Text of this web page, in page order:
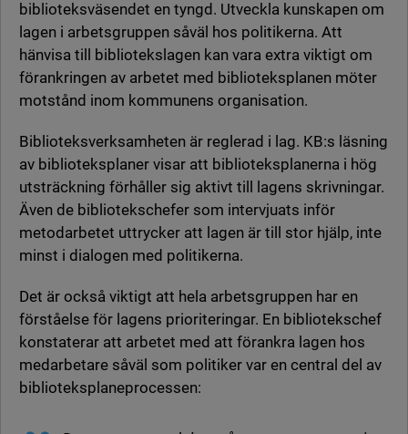
biblioteksväsendet en tyngd. Utveckla kunskapen om
lagen i arbetsgruppen såväl hos politikerna. Att
hänvisa till bibliotekslagen kan vara extra viktigt om
förankringen av arbetet med biblioteksplanen möter
motstånd inom kommunens organisation.
Biblioteksverksamheten är reglerad i lag. KB:s läsning
av biblioteksplaner visar att biblioteksplanerna i hög
utsträckning förhåller sig aktivt till lagens skrivningar.
Även de bibliotekschefer som intervjuats inför
metodarbetet uttrycker att lagen är till stor hjälp, inte
minst i dialogen med politikerna.
Det är också viktigt att hela arbetsgruppen har en
förståelse för lagens prioriteringar. En bibliotekschef
konstaterar att arbetet med att förankra lagen hos
medarbetare såväl som politiker var en central del av
biblioteksplaneprocessen: